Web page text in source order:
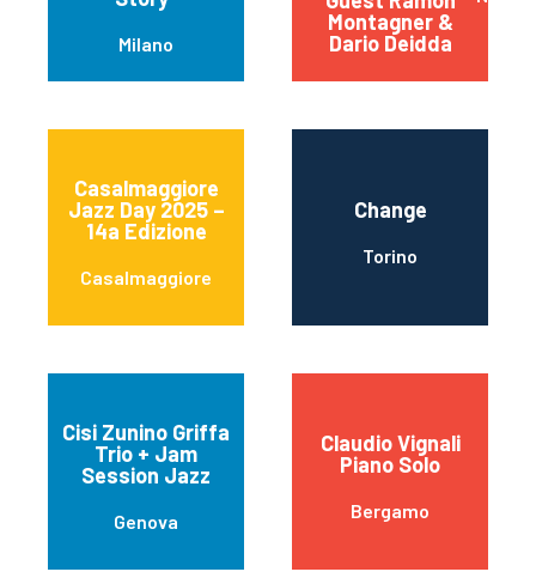
Milano
Montagner &
Dario Deidda
Casalmaggiore
Jazz Day 2025 –
14a Edizione
Casalmaggiore
Change
Torino
Cisi Zunino Griffa
Trio + Jam
Session Jazz
Genova
Claudio Vignali
Piano Solo
Bergamo